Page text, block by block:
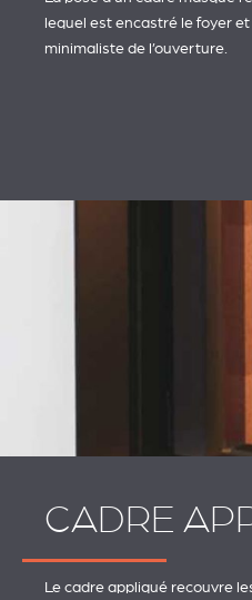
lequel est encastré le foyer
minimaliste de l’ouverture.
CADRE
Le cadre appliqué recouvre